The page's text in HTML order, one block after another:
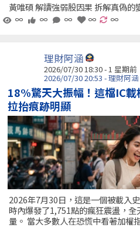
黃唯碩 解讀強弱股因果 拆解真偽的
∞
∞ ∞ ∞ ∞
理財阿涵
2026/07/30 18:30 - 1 星期前
2026/07/30 20:53 - 理財阿涵
18%驚天大振幅！這檔IC
拉抬痕跡明顯
2026年7月30日，這是一個被載入
時內爆發了1,751點的瘋狂震盪，
量。 當大多數人在恐慌中看著加權